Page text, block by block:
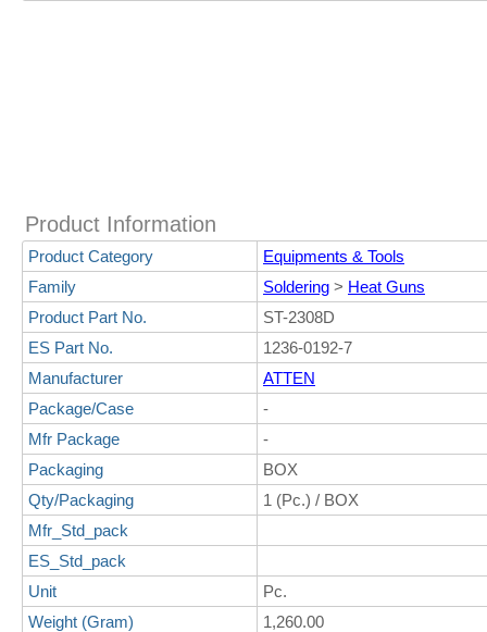
Product Information
Product Category
Equipments & Tools
Family
Soldering > Heat Guns
Product Part No.
ST-2308D
ES Part No.
1236-0192-7
Manufacturer
ATTEN
Package/Case
-
Mfr Package
-
Packaging
BOX
Qty/Packaging
1 (Pc.) / BOX
Mfr_Std_pack
ES_Std_pack
Unit
Pc.
Weight (Gram)
1,260.00